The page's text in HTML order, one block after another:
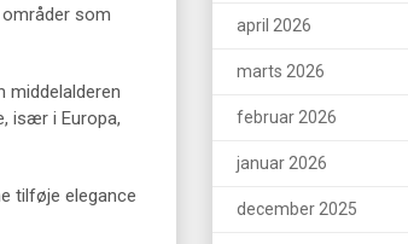
som
middelalderen
især i Europa,
tilføje elegance
april 2026
marts 2026
februar 2026
januar 2026
december 2025